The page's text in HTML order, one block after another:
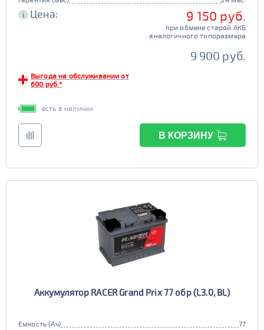
i Цена: 9 150 руб.
при обмене старой АКБ
аналогичного типоразмера
9 900 руб.
Выгода на обслуживании от
600 руб.*
есть в наличии
В КОРЗИНУ
Аккумулятор RACER Grand Prix 77 обр (L3.0, BL)
Емкость (Ач)
77